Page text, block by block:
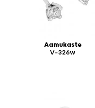
Aamukaste
V-326w